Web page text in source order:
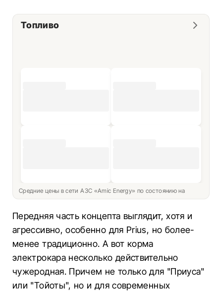
Топливо
Средние цены в сети АЗС «Amic Energy» по состоянию на
Передняя часть концепта выглядит, хотя и
агрессивно, особенно для Prius, но более-
менее традиционно. А вот корма
электрокара несколько действительно
чужеродная. Причем не только для "Приуса"
или "Тойоты", но и для современных